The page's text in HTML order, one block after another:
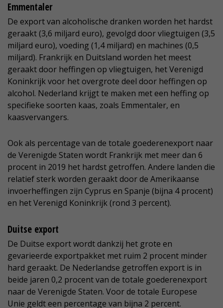
Emmentaler
De export van alcoholische dranken worden het hardst
geraakt (3,6 miljard euro), gevolgd door vliegtuigen (3,5
miljard euro), voeding (1,4 miljard) en machines (0,5
miljard). Frankrijk en Duitsland worden het meest
geraakt door heffingen op vliegtuigen, het Verenigd
Koninkrijk voor het overgrote deel door heffingen op
alcohol. Nederland krijgt te maken met een heffing op
specifieke soorten kaas, zoals Emmentaler, en
kaasvervangers.
Ook als percentage van de totale goederenexport naar
de Verenigde Staten wordt Frankrijk met meer dan 6
procent in 2019 het hardst getroffen. Andere landen die
relatief sterk worden geraakt door de Amerikaanse
invoerheffingen zijn Cyprus en Spanje (bijna 4 procent)
en het Verenigd Koninkrijk (rond 3 percent).
Duitse export
De Duitse export wordt dankzij het grote en
gevarieerde exportpakket met ruim 2 procent minder
hard geraakt. De Nederlandse getroffen export is in
beide jaren 0,2 procent van de totale goederenexport
naar de Verenigde Staten. Voor de totale Europese
Unie geldt een percentage van bijna 2 percent.